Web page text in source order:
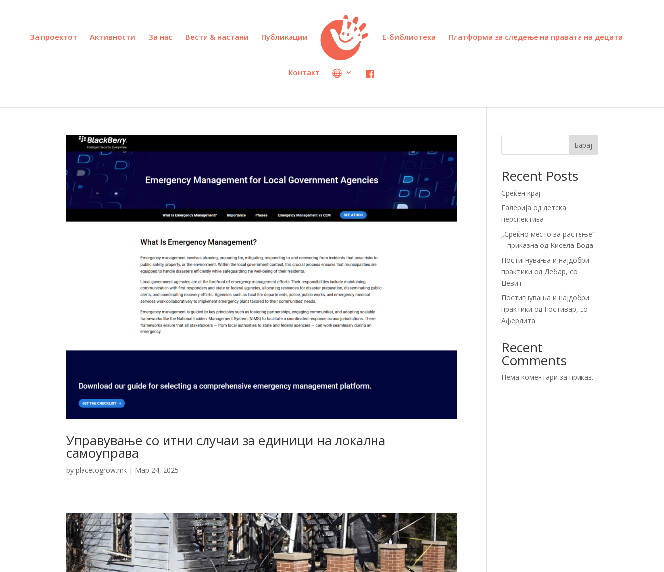
За проектот Активности За нас Вести & настани Публикации Е-библиотека Платформа за следење на правата на децата
Контакт
Управување со итни случаи за единици на локална
самоуправа
byplacetogrow.mk | Мар 24, 2025
Барај
Recent Posts
Среќен крај
Галерија од детска
перспектива
„Среќно место за растење“
– приказна од Кисела Вода
Постигнувања и најдобри
практики од Дебар, со
Џевит
Постигнувања и најдобри
практики од Гостивар, со
Афердита
Recent
Comments
Нема коментари за приказ.